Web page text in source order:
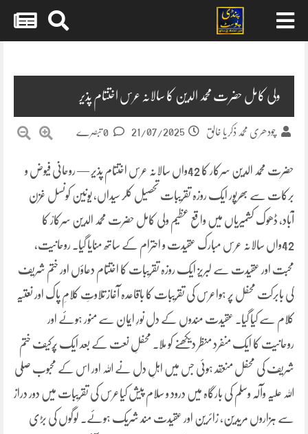
ولی کامل حضرت محمد الدین کا سالانہ عرس اختتام پذیر
چودھری محمد ذکریا خالق 21/07/2025
حضرت محمد الدین سرکار کا 42واں سالانہ عرس اختتام پذیر — روحانی فیوض و
برکات سے بھرپور ایک روزہ تقریبات تحصیل کلر سیداں، یونین کونسل غزن
آباد، ڈھوک کشمیریاں میں واقع عظیم ولی کامل حضرت محمد الدین سرکارؒ کا
42واں سالانہ عرس مبارک عقیدت و احترام کے ساتھ منایا گیا۔ روحانیت،
محبت اور عقیدت سے لبریز ایک روزہ تقریبات کا اختتام دعاؤں اور ختم شریف
کی بابرکت محفل پر ہواعرس کی تقریبات کا باقاعدہ آغاز تلاوتِ کلامِ پاک اور نعتیہ
کلام سے کیا گیا۔ عقیدت مندوں کے دل نورِ ایمان سے منور ہوئے اور
روحانیت کا ایک منفرد منظر دیکھنے کو ملا۔ محفلِ نعت کے بعد ایک پُرکیف ختم
شریف کی محفل منعقد ہوئی جس میں اہلِ دل نے اللہ اور اس کے محبوب صلی
اللہ علیہ وآلہ وسلم کی بارگاہ میں درود و سلام پیش کیاعرس کی تقریبات میں دور دراز
سے ہزاروں مریدین، زائرین اور عقیدت مند شریک ہوئے۔ لوگوں کی بڑی